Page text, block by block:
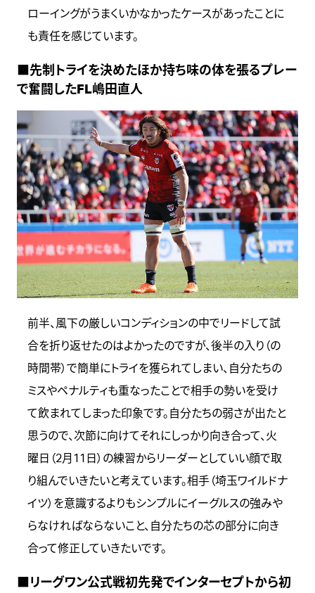
ローイングがうまくいかなかったケースがあったことに
も責任を感じています。
■先制トライを決めたほか持ち味の体を張るプレー
で奮闘したFL嶋田直人
前半、風下の厳しいコンディションの中でリードして試
合を折り返せたのはよかったのですが、後半の入り（の
時間帯）で簡単にトライを獲られてしまい、自分たちの
ミスやペナルティも重なったことで相手の勢いを受け
て飲まれてしまった印象です。自分たちの弱さが出たと
思うので、次節に向けてそれにしっかり向き合って、火
曜日（2月11日）の練習からリーダーとしていい顔で取
り組んでいきたいと考えています。相手（埼玉ワイルドナ
イツ）を意識するよりもシンプルにイーグルスの強みや
らなければならないこと、自分たちの芯の部分に向き
合って修正していきたいです。
■リーグワン公式戦初先発でインターセプトから初